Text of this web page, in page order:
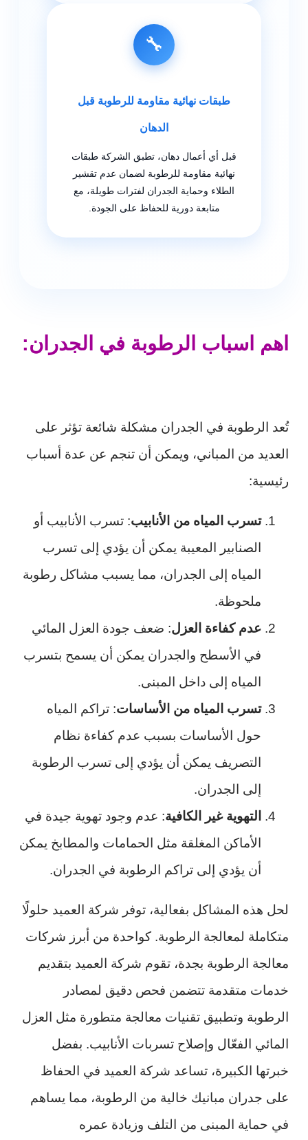
🔧
طبقات نهائية مقاومة للرطوبة قبل
الدهان
قبل أي أعمال دهان، تطبق الشركة طبقات
نهائية مقاومة للرطوبة لضمان عدم تقشير
الطلاء وحماية الجدران لفترات طويلة، مع
متابعة دورية للحفاظ على الجودة.
اهم اسباب الرطوبة في الجدران:
تُعد الرطوبة في الجدران مشكلة شائعة تؤثر على
العديد من المباني، ويمكن أن تنجم عن عدة أسباب
رئيسية:
تسرب المياه من الأنابيب: تسرب الأنابيب أو
الصنابير المعيبة يمكن أن يؤدي إلى تسرب
المياه إلى الجدران، مما يسبب مشاكل رطوبة
ملحوظة.
عدم كفاءة العزل: ضعف جودة العزل المائي
في الأسطح والجدران يمكن أن يسمح بتسرب
المياه إلى داخل المبنى.
تسرب المياه من الأساسات: تراكم المياه
حول الأساسات بسبب عدم كفاءة نظام
التصريف يمكن أن يؤدي إلى تسرب الرطوبة
إلى الجدران.
التهوية غير الكافية: عدم وجود تهوية جيدة في
الأماكن المغلقة مثل الحمامات والمطابخ يمكن
أن يؤدي إلى تراكم الرطوبة في الجدران.
لحل هذه المشاكل بفعالية، توفر شركة العميد حلولًا
متكاملة لمعالجة الرطوبة. كواحدة من أبرز شركات
معالجة الرطوبة بجدة، تقوم شركة العميد بتقديم
خدمات متقدمة تتضمن فحص دقيق لمصادر
الرطوبة وتطبيق تقنيات معالجة متطورة مثل العزل
المائي الفعّال وإصلاح تسربات الأنابيب. بفضل
خبرتها الكبيرة، تساعد شركة العميد في الحفاظ
على جدران مبانيك خالية من الرطوبة، مما يساهم
في حماية المبنى من التلف وزيادة عمره